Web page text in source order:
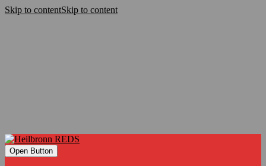
Skip to contentSkip to content
Open Button